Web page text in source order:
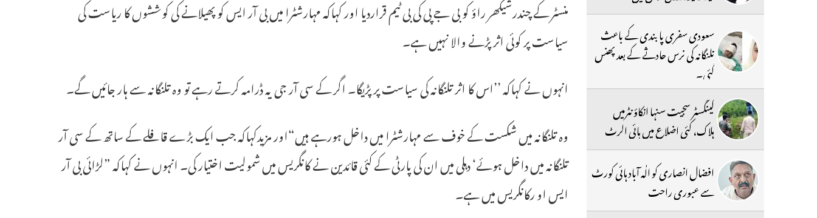
منسٹر کے چندرشیکھر راؤ کو بی جے پی کی بی ٹیم قراردیا اور کہاکہ مہارشٹرا میں بی آر ایس کو پھیلانے کی کوششوں کا ریاست کی
سیاست پر کوئی اثر پڑنے والا نہیں ہے۔
انہوں نے کہاکہ ’’اس کا اثر تلنگانہ کی سیاست پر پڑیگا۔ اگر کے سی آر جی یہ ڈرامہ کرتے رہے تو وہ تلنگانہ سے ہار جائیں گے۔
وہ تلنگانہ میں شکست کے خوف سے مہارشٹرا میں داخل ہورہے ہیں“اور مزیدکہاکہ جب ایک بڑے قافلے کے ساتھ کے سی آر
تلنگانہ میں داخل ہوئے‘ دہلی میں ان کی پارٹی کے کئی قائدین نے کانگریس میں شمولیت اختیار کی۔ انہوں نے کہاکہ ”لڑائی بی آر
ایس او رکانگریس میں ہے۔
سعودی سفری پابندی کے باعث
تلنگانہ کی نرس حادثے کے بعد پھنس
گئی۔
گینگسٹر سجیت سنہا انکاؤنٹرمیں
ہلاک، کئی اضلاع میں ہائی الرٹ
افضال انصاری کو الٰہ آباد ہائی کورٹ
سے عبوری راحت